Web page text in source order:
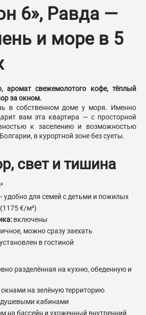
6», Равда —
и море в 5
аромат свежемолотого кофе, тёплый
за окном.
в собственном доме у моря. Именно
вам эта квартира — с просторной
к заселению и возможностью
в курортной зоне без суеты.
свет и тишина
удобно для семей с детьми и пожилых
€/м²)
включены
можно сразу заехать
установлен в гостиной
разделённая на кухню, обеденную и
на зелёную территорию
душевыми кабинами
на бассейн и ухоженный внутренний